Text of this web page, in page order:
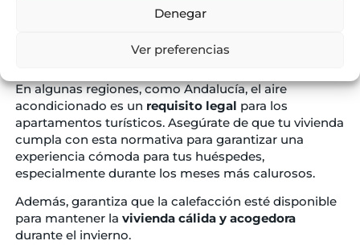
Denegar
Ver preferencias
Aire acondicionado y
calefacción
En algunas regiones, como Andalucía, el aire
acondicionado es un requisito legal para los
apartamentos turísticos. Asegúrate de que tu vivienda
cumpla con esta normativa para garantizar una
experiencia cómoda para tus huéspedes,
especialmente durante los meses más calurosos.
Además, garantiza que la calefacción esté disponible
para mantener la vivienda cálida y acogedora
durante el invierno.